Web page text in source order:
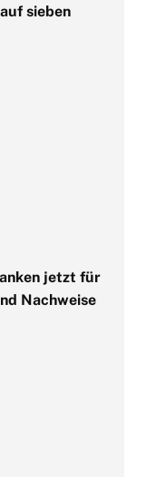
sieben
jetzt für
Nachweise